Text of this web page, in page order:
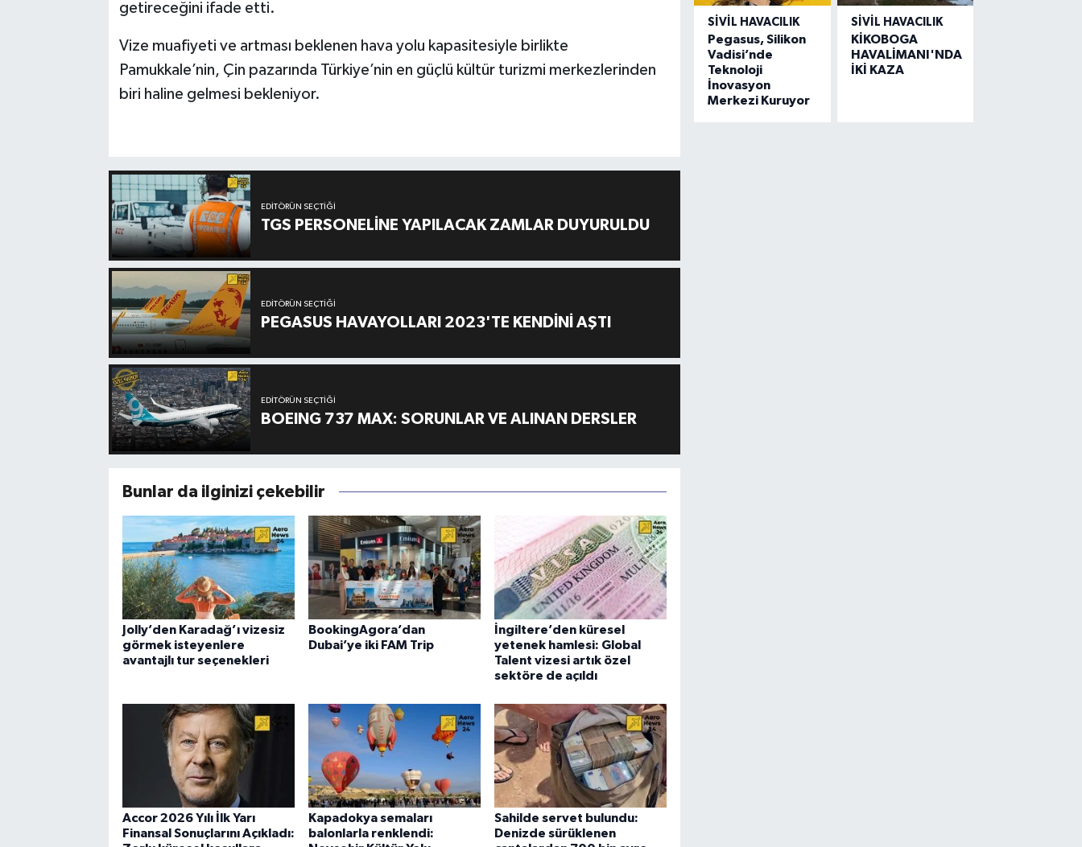
getireceğini ifade etti.
Vize muafiyeti ve artması beklenen hava yolu kapasitesiyle birlikte
Pamukkale’nin, Çin pazarında Türkiye’nin en güçlü kültür turizmi merkezlerinden
biri haline gelmesi bekleniyor.
EDITÖRÜN SEÇTIĞI
TGS PERSONELİNE YAPILACAK ZAMLAR DUYURULDU
EDITÖRÜN SEÇTIĞI
PEGASUS HAVAYOLLARI 2023'TE KENDİNİ AŞTI
EDITÖRÜN SEÇTIĞI
BOEING 737 MAX: SORUNLAR VE ALINAN DERSLER
Bunlar da ilginizi çekebilir
Jolly’den Karadağ’ı vizesiz
görmek isteyenlere
avantajlı tur seçenekleri
BookingAgora’dan
Dubai’ye iki FAM Trip
İngiltere’den küresel
yetenek hamlesi: Global
Talent vizesi artık özel
sektöre de açıldı
Accor 2026 Yılı İlk Yarı
Finansal Sonuçlarını Açıkladı:
Kapadokya semaları
balonlarla renklendi:
Sahilde servet bulundu:
Denizde sürüklenen
SIVIL HAVACILIK
Pegasus, Silikon
Vadisi’nde
Teknoloji
İnovasyon
Merkezi Kuruyor
SIVIL HAVACILIK
KİKOBOGA
HAVALİMANI'NDA
İKİ KAZA